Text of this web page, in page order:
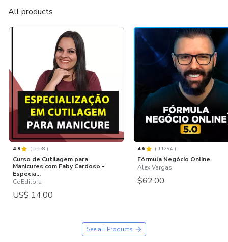
All products
4.9 ( 5558 )
Curso de Cutilagem para
Manicures com Faby Cardoso -
Especia...
CoEditora
US$ 14,00
4.6 ( 11294 )
Fórmula Negócio Online
Alex Vargas
$62.00
See all Products